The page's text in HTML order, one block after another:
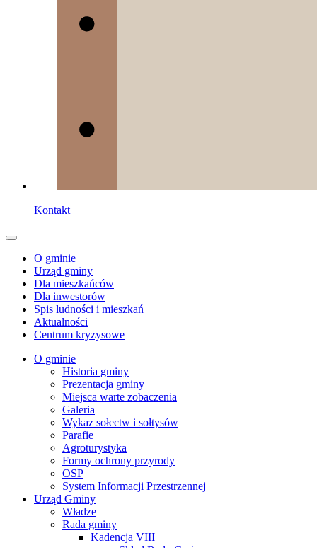
Kontakt
O gminie
Urząd gminy
Dla mieszkańców
Dla inwestorów
Spis ludności i mieszkań
Aktualności
Centrum kryzysowe
O gminie
Historia gminy
Prezentacja gminy
Miejsca warte zobaczenia
Galeria
Wykaz sołectw i sołtysów
Parafie
Agroturystyka
Formy ochrony przyrody
OSP
System Informacji Przestrzennej
Urząd Gminy
Władze
Rada gminy
Kadencja VIII